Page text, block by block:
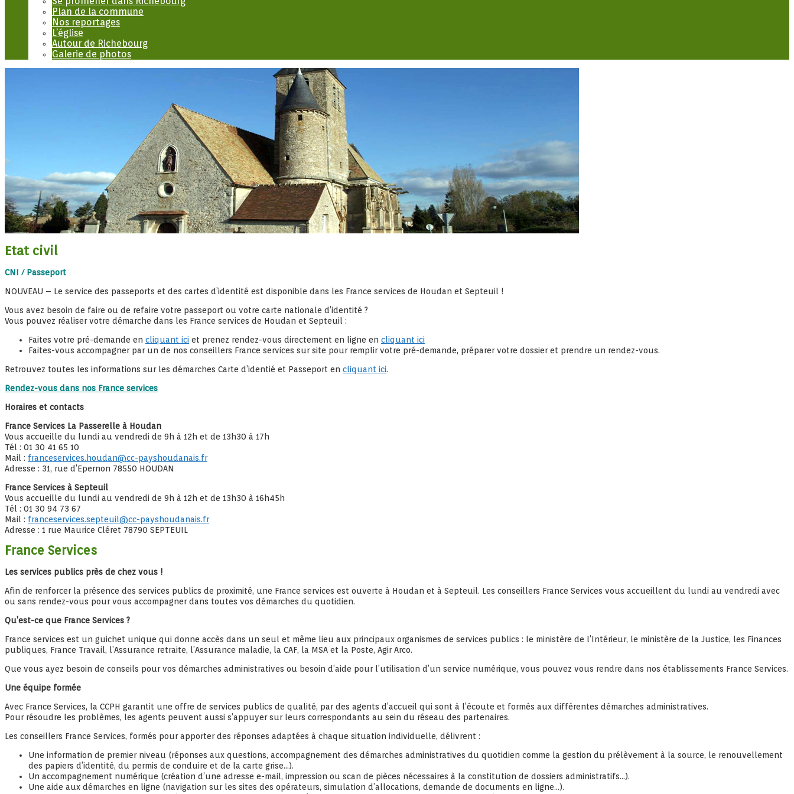
Plan de la commune
Nos reportages
L’église
Autour de Richebourg
Galerie de photos
Richebourg
Site officiel de la Commune
Etat civil
CNI / Passeport
NOUVEAU – Le service des passeports et des cartes d’identité est disponible dans les France services de Houdan et Septeuil !
Vous avez besoin de faire ou de refaire votre passeport ou votre carte nationale d’identité ?
Vous pouvez réaliser votre démarche dans les France services de Houdan et Septeuil :
Faites votre pré-demande en cliquant ici et prenez rendez-vous directement en ligne en cliquant ici
Faites-vous accompagner par un de nos conseillers France services sur site pour remplir votre pré-demande, préparer votre dossier et prendre un rendez-vous.
Retrouvez toutes les informations sur les démarches Carte d’identié et Passeport en cliquant ici.
Rendez-vous dans nos France services
Horaires et contacts
France Services La Passerelle à Houdan
Vous accueille du lundi au vendredi de 9h à 12h et de 13h30 à 17h
Tél : 01 30 41 65 10
Mail : franceservices.houdan@cc-payshoudanais.fr
Adresse : 31, rue d’Epernon 78550 HOUDAN
France Services à Septeuil
Vous accueille du lundi au vendredi de 9h à 12h et de 13h30 à 16h45h
Tél : 01 30 94 73 67
Mail : franceservices.septeuil@cc-payshoudanais.fr
Adresse : 1 rue Maurice Cléret 78790 SEPTEUIL
France Services
Les services publics près de chez vous !
Afin de renforcer la présence des services publics de proximité, une France services est ouverte à Houdan et à Septeuil. Les conseillers France Services vous accueillent du lundi au vendredi avec
ou sans rendez-vous pour vous accompagner dans toutes vos démarches du quotidien.
Qu’est-ce que France Services ?
France services est un guichet unique qui donne accès dans un seul et même lieu aux principaux organismes de services publics : le ministère de l’Intérieur, le ministère de la Justice, les Finances
publiques, France Travail, l’Assurance retraite, l’Assurance maladie, la CAF, la MSA et la Poste, Agir Arco.
Que vous ayez besoin de conseils pour vos démarches administratives ou besoin d’aide pour l’utilisation d’un service numérique, vous pouvez vous rendre dans nos établissements France Services.
Une équipe formée
Avec France Services, la CCPH garantit une offre de services publics de qualité, par des agents d’accueil qui sont à l’écoute et formés aux différentes démarches administratives.
Pour résoudre les problèmes, les agents peuvent aussi s’appuyer sur leurs correspondants au sein du réseau des partenaires.
Les conseillers France Services, formés pour apporter des réponses adaptées à chaque situation individuelle, délivrent :
Une information de premier niveau (réponses aux questions, accompagnement des démarches administratives du quotidien comme la gestion du prélèvement à la source, le renouvellement
des papiers d’identité, du permis de conduire et de la carte grise…).
Un accompagnement numérique (création d’une adresse e-mail, impression ou scan de pièces nécessaires à la constitution de dossiers administratifs…).
Une aide aux démarches en ligne (navigation sur les sites des opérateurs, simulation d’allocations, demande de documents en ligne…).